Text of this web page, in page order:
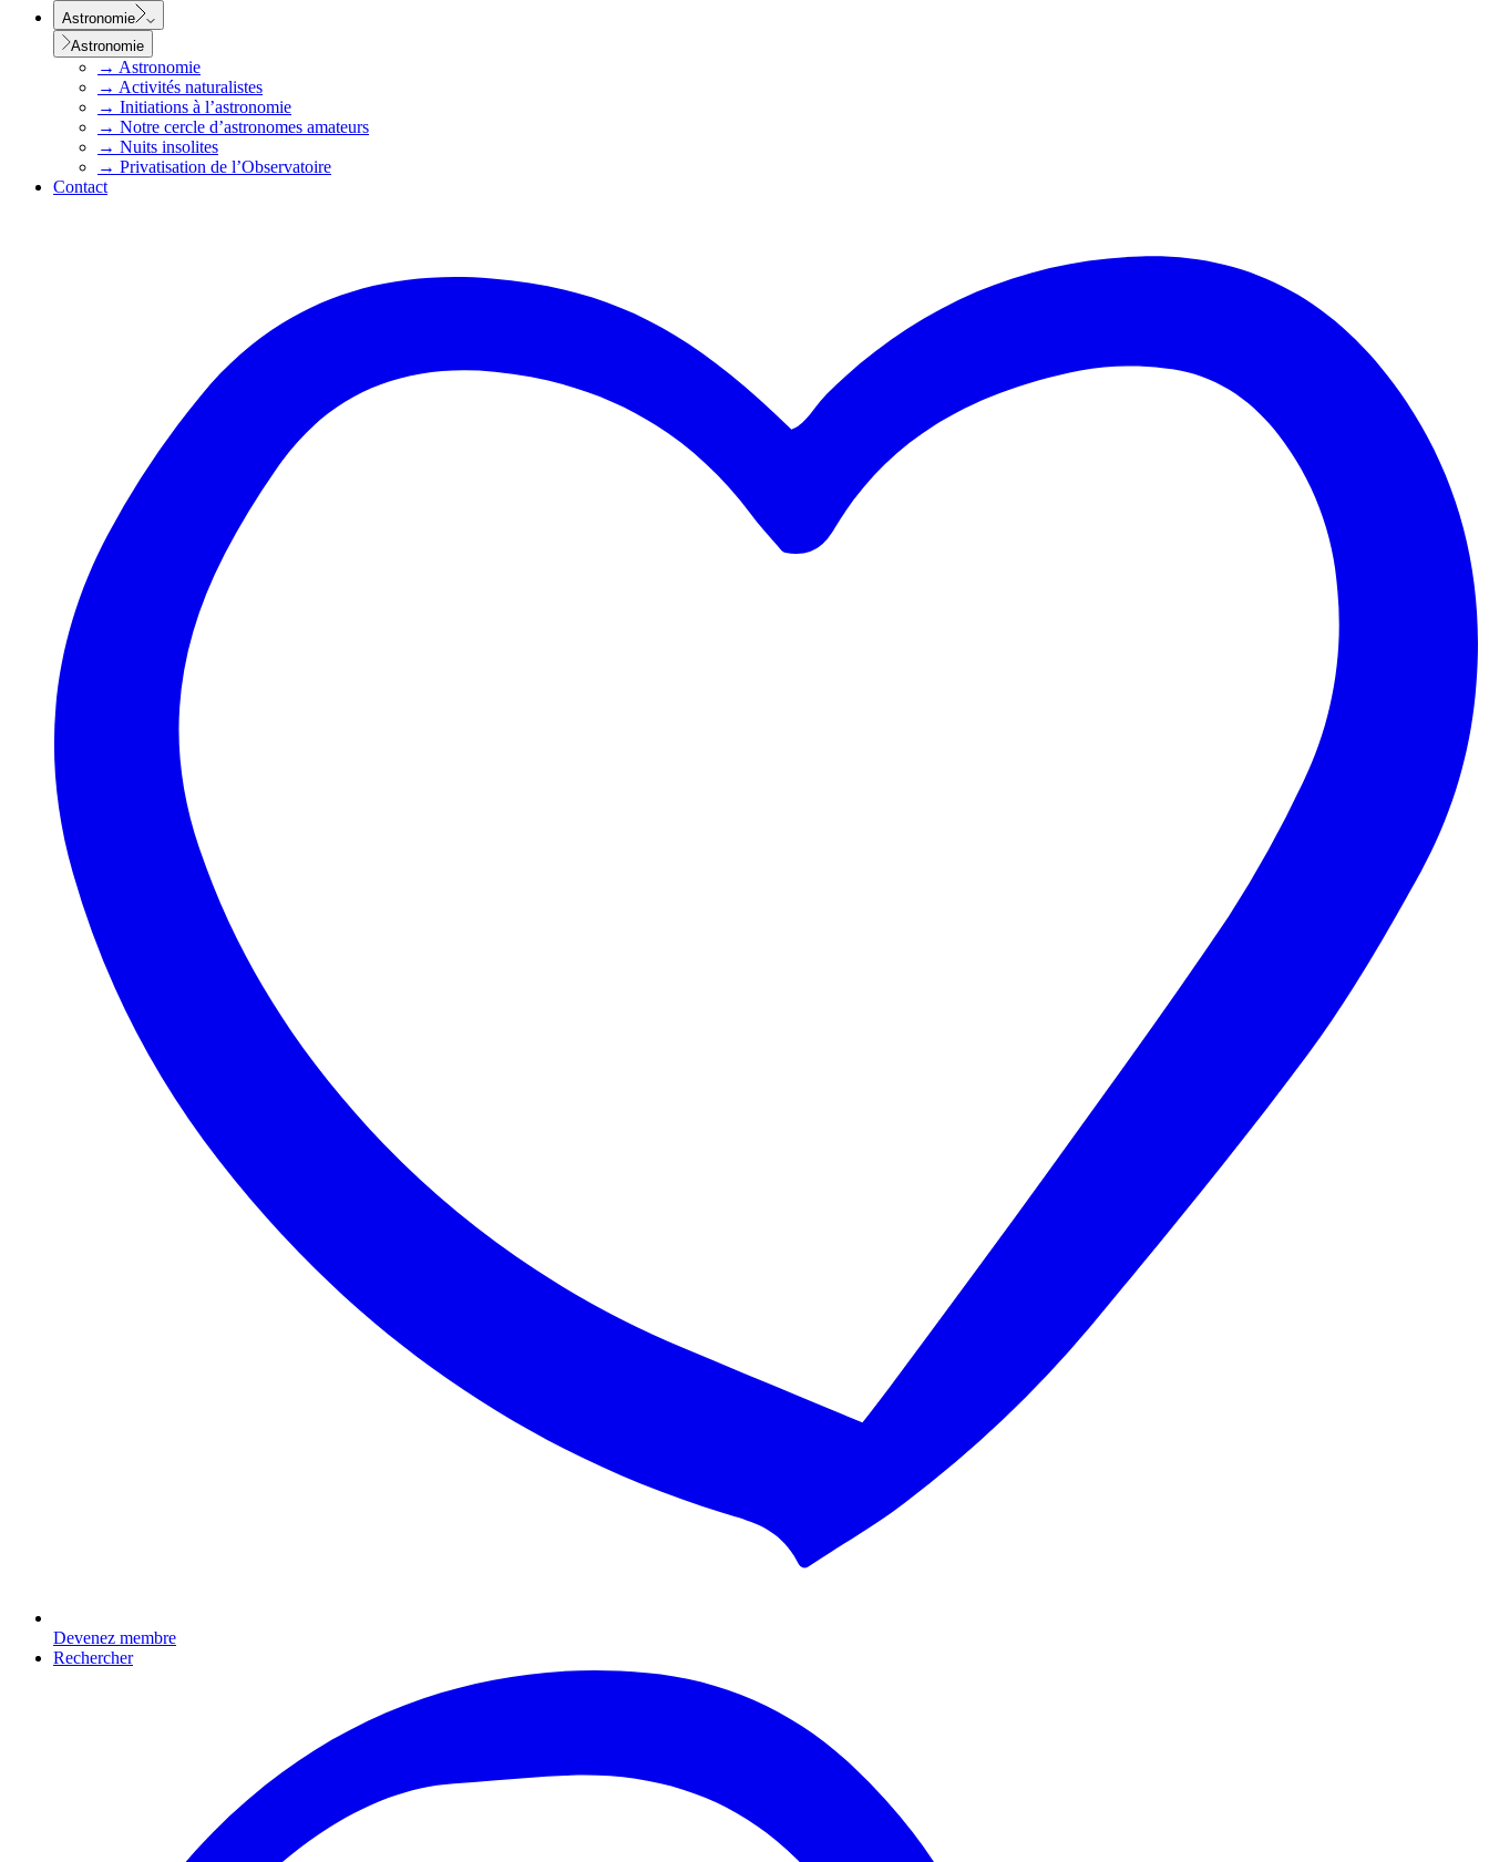
Astronomie
Astronomie
→ Astronomie
→ Activités naturalistes
→ Initiations à l’astronomie
→ Notre cercle d’astronomes amateurs
→ Nuits insolites
→ Privatisation de l’Observatoire
Contact
Devenez membre
Rechercher